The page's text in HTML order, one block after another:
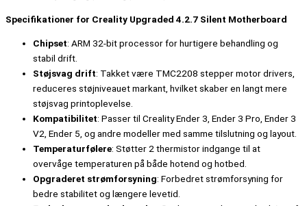
Specifikationer for Creality Upgraded 4.2.7 Silent Motherboard
Chipset: ARM 32-bit processor for hurtigere behandling og
stabil drift.
Støjsvag drift: Takket være TMC2208 stepper motor drivers,
reduceres støjniveauet markant, hvilket skaber en langt mere
støjsvag printoplevelse.
Kompatibilitet: Passer til Creality Ender 3, Ender 3 Pro, Ender 3
V2, Ender 5, og andre modeller med samme tilslutning og layout.
Temperaturfølere: Støtter 2 thermistor indgange til at
overvåge temperaturen på både hotend og hotbed.
Opgraderet strømforsyning: Forbedret strømforsyning for
bedre stabilitet og længere levetid.